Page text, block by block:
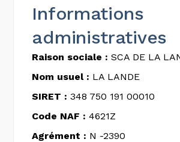
Informations
administratives
Raison sociale : SCA DE LA
Nom usuel : LA LANDE
SIRET : 348 750 191 00010
Code NAF : 4621Z
Agrément : N -2390